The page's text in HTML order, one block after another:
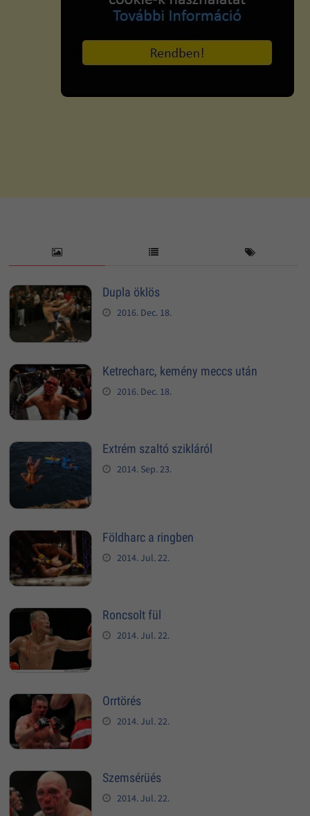
Dupla öklös
2016. Dec. 18.
Ketrecharc, kemény meccs után
2016. Dec. 18.
Extrém szaltó szikláról
2014. Sep. 23.
Földharc a ringben
2014. Jul. 22.
Roncsolt fül
2014. Jul. 22.
Orrtörés
2014. Jul. 22.
Szemsérüés
2014. Jul. 22.